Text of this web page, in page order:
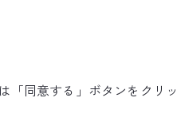
AIRPORT CORPORATION
同意する」ボタンをクリ